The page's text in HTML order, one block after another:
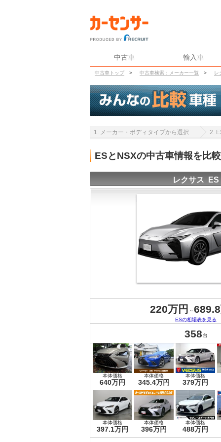
中古車 輸入車
中古車トップ > 中古車検索：メーカー一覧 > レ
1. メーカー・ボディタイプから選択 2.
ESとNSXの中古車情報を比
レクサス ES
220万円 ～
ESの相場表を見る
358 台
本体価格
640万円
本体価格
345.4万円
本体価格
379万円
本体価格
397.1万円
本体価格
396万円
本体価格
488万円